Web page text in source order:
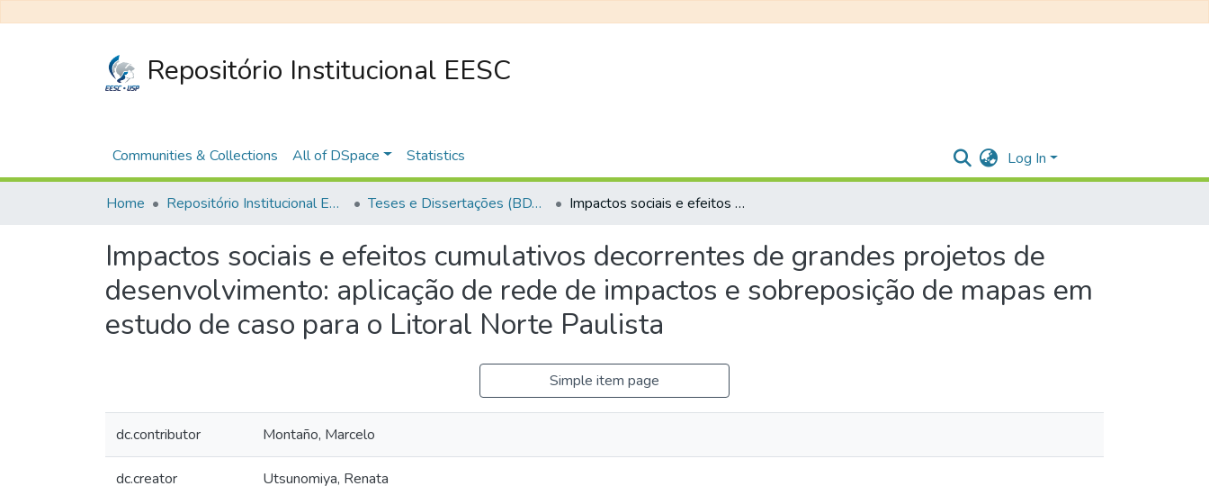
Repositório Institucional EESC
Communities & Collections All of DSpace Statistics Log In
Home Repositório Institucional EESC Teses e Dissertações (BDTD USP) Impactos sociais e efeitos cumulativos decorrentes de grandes projetos de desenvolvimento: aplicação de rede de impactos e sobreposição de mapas em estudo de caso para o Litoral Norte Paulista
Impactos sociais e efeitos cumulativos decorrentes de grandes projetos de
desenvolvimento: aplicação de rede de impactos e sobreposição de mapas em
estudo de caso para o Litoral Norte Paulista
Simple item page
dc.contributor Montaño, Marcelo
dc.creator Utsunomiya, Renata